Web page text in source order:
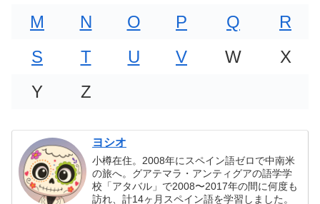
M
N O P Q
R
S
T U V W
X
Y
Z
ヨシオ
小樽在住。2008年にスペイン語ゼロで中南米
の旅へ。グアテマラ・アンティグアの語学学
校「アタバル」で2008〜2017年の間に何度も
訪れ、計14ヶ月スペイン語を学習しました。